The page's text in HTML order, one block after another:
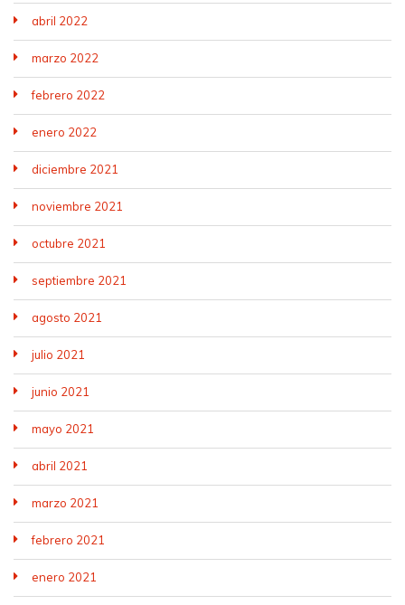
abril 2022
marzo 2022
febrero 2022
enero 2022
diciembre 2021
noviembre 2021
octubre 2021
septiembre 2021
agosto 2021
julio 2021
junio 2021
mayo 2021
abril 2021
marzo 2021
febrero 2021
enero 2021